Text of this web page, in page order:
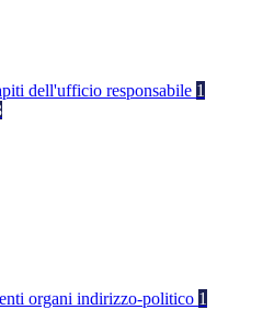
dell'ufficio responsabile 1
organi indirizzo-politico 1